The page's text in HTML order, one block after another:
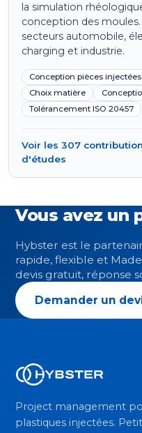
la simulation
conception des
secteurs automobile,
charging et industrie.
Conception pièces injectées
Choix matière
Tolérancement ISO 20457
Voir les 307
d'études
Vous avez un
Hybster est le
rapide, flexible et
devis gratuit, réponse
Demander un
Project management
plastiques injectées.